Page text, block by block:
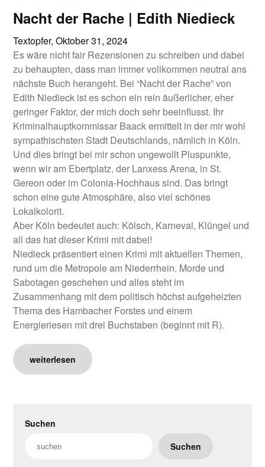
Nacht der Rache | Edith Niedieck
Textopfer,Oktober 31, 2024
Es wäre nicht fair Rezensionen zu schreiben und dabei
zu behaupten, dass man immer vollkommen neutral ans
nächste Buch herangeht. Bei “Nacht der Rache” von
Edith Niedieck ist es schon ein rein äußerlicher, eher
geringer Faktor, der mich doch sehr beeinflusst. Ihr
Kriminalhauptkommissar Baack ermittelt in der mir wohl
sympathischsten Stadt Deutschlands, nämlich in Köln.
Und dies bringt bei mir schon ungewollt Pluspunkte,
wenn wir am Ebertplatz, der Lanxess Arena, in St.
Gereon oder im Colonia-Hochhaus sind. Das bringt
schon eine gute Atmosphäre, also viel schönes
Lokalkolorit.
Aber Köln bedeutet auch: Kölsch, Karneval, Klüngel und
all das hat dieser Krimi mit dabei!
Niedieck präsentiert einen Krimi mit aktuellen Themen,
rund um die Metropole am Niederrhein. Morde und
Sabotagen geschehen und alles steht im
Zusammenhang mit dem politisch höchst aufgeheizten
Thema des Hambacher Forstes und einem
Energieriesen mit drei Buchstaben (beginnt mit R).
weiterlesen
Suchen
Suchen